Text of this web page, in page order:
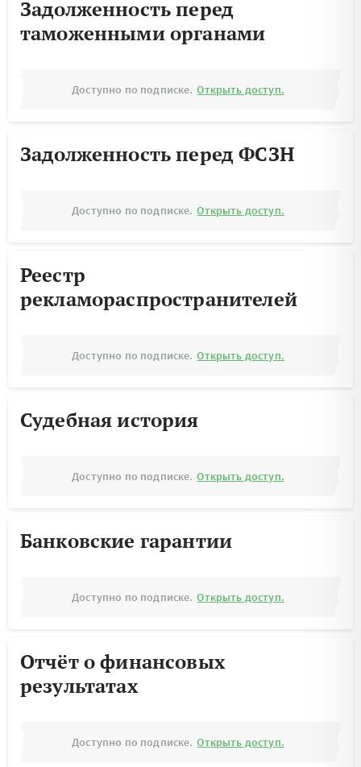
Задолженность перед
таможенными органами
Доступно по подписке. Открыть доступ.
Задолженность перед ФСЗН
Доступно по подписке. Открыть доступ.
Реестр
рекламораспространителей
Доступно по подписке. Открыть доступ.
Судебная история
Доступно по подписке. Открыть доступ.
Банковские гарантии
Доступно по подписке. Открыть доступ.
Отчёт о финансовых
результатах
Доступно по подписке. Открыть доступ.